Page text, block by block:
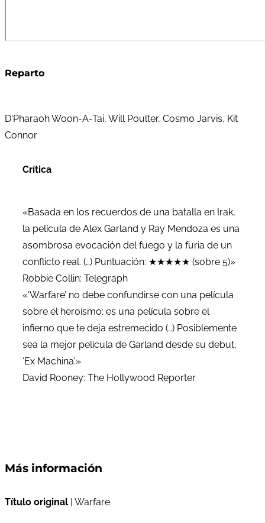
Reparto
D'Pharaoh Woon-A-Tai, Will Poulter, Cosmo Jarvis, Kit
Connor
Crítica
«Basada en los recuerdos de una batalla en Irak,
la película de Alex Garland y Ray Mendoza es una
asombrosa evocación del fuego y la furia de un
conflicto real. (…) Puntuación: ★★★★★ (sobre 5)»
Robbie Collin: Telegraph
«‘Warfare’ no debe confundirse con una película
sobre el heroísmo; es una película sobre el
infierno que te deja estremecido (…) Posiblemente
sea la mejor película de Garland desde su debut,
‘Ex Machina’.»
David Rooney: The Hollywood Reporter
Más información
Título original | Warfare